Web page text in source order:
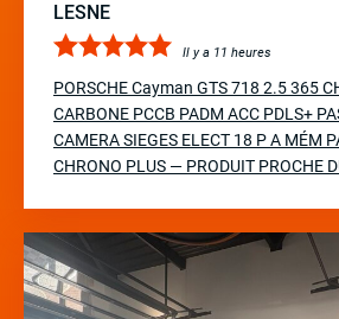
LESNE
Il y a 11 heures
PORSCHE Cayman GTS 718 2.5 365
CARBONE PCCB PADM ACC PDLS+
CAMERA SIEGES ELECT 18 P A MÉM
CHRONO PLUS — PRODUIT PROCHE